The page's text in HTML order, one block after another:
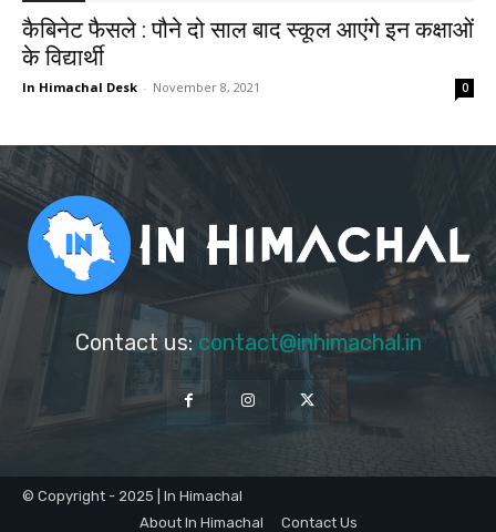
कैबिनेट फैसले : पौने दो साल बाद स्कूल आएंगे इन कक्षाओं
के विद्यार्थी
In Himachal Desk - November 8, 2021 0
Contact us: contact@inhimachal.in
© Copyright - 2025 | In Himachal
About In Himachal
Contact Us